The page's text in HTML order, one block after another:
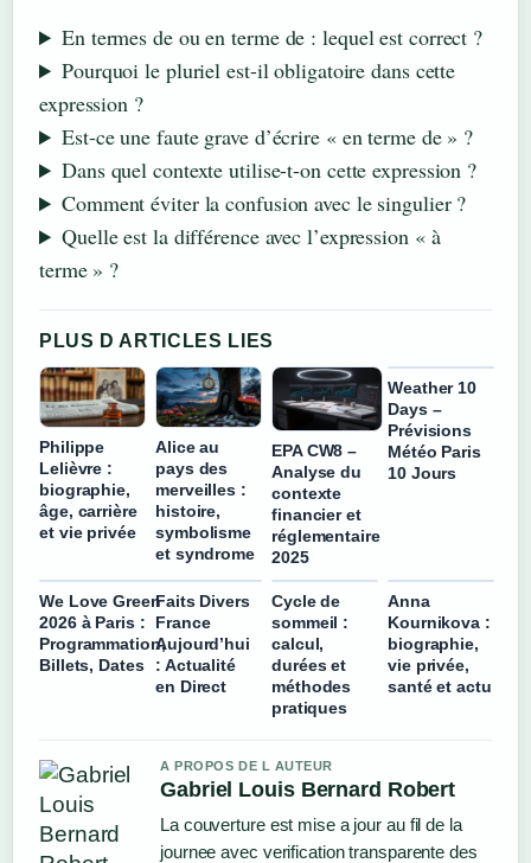
En termes de ou en terme de : lequel est correct ?
Pourquoi le pluriel est-il obligatoire dans cette
expression ?
Est-ce une faute grave d’écrire « en terme de » ?
Dans quel contexte utilise-t-on cette expression ?
Comment éviter la confusion avec le singulier ?
Quelle est la différence avec l’expression « à
terme » ?
PLUS D ARTICLES LIES
Philippe
Lelièvre :
biographie,
âge, carrière
et vie privée
Alice au
pays des
merveilles :
histoire,
symbolisme
et syndrome
EPA CW8 –
Analyse du
contexte
financier et
réglementaire
2025
Weather 10
Days –
Prévisions
Météo Paris
10 Jours
We Love Green
2026 à Paris :
Programmation,
Billets, Dates
Faits Divers
France
Aujourd’hui
: Actualité
en Direct
Cycle de
sommeil :
calcul,
durées et
méthodes
pratiques
Anna
Kournikova :
biographie,
vie privée,
santé et actu
A PROPOS DE L AUTEUR
Gabriel Louis Bernard Robert
La couverture est mise a jour au fil de la
journee avec verification transparente des